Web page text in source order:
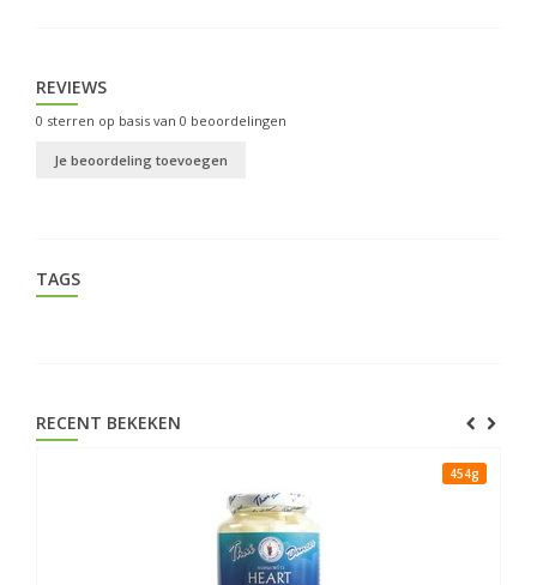
REVIEWS
0 sterren op basis van 0 beoordelingen
Je beoordeling toevoegen
TAGS
RECENT BEKEKEN
454g